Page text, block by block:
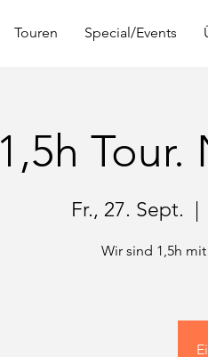
Touren Special/Events
1,5h Tour.
Fr., 27. Sept.
  |
Wir sind 1,5h